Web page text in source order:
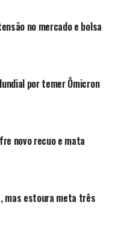
no mercado e bolsa
por temer Ômicron
novo recuo e mata
mas estoura meta três